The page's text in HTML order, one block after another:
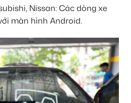
Nissan: Các dòng xe
màn hình Android.